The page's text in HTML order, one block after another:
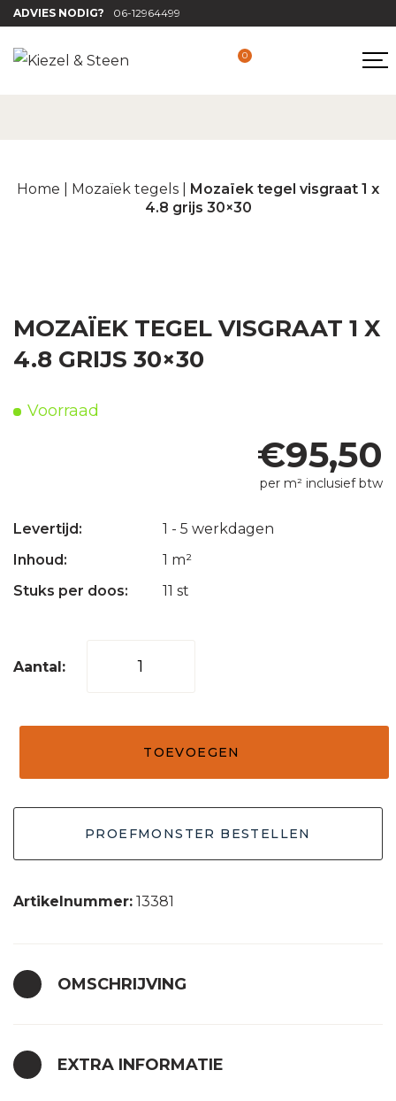
ADVIES NODIG? 06-12964499
0
Home Mozaïek tegels
Mozaïek tegel visgraat 1 x
4.8 grijs 30×30
MOZAÏEK TEGEL VISGRAAT 1 X
4.8 GRIJS 30×30
Voorraad
€95,50
per m² inclusief btw
Levertijd:
1 - 5 werkdagen
Inhoud:
1 m²
Stuks per doos:
11 st
1
4.8
grijs
30x30
aantal
TOEVOEGEN
PROEFMONSTER BESTELLEN
Artikelnummer: 13381
OMSCHRIJVING
EXTRA INFORMATIE